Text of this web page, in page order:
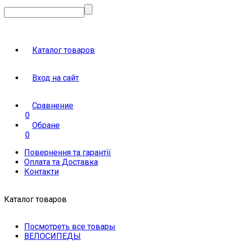
Каталог товаров
Вход на сайт
Сравнение
0
Обране
0
Повернення та гарантії
Оплата та Доставка
Контакти
Каталог товаров
Посмотреть все товары
ВЕЛОСИПЕДЫ